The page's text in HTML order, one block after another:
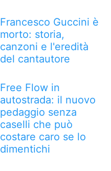
Francesco Guccini è
morto: storia,
canzoni e l'eredità
del cantautore
Free Flow in
autostrada: il nuovo
pedaggio senza
caselli che può
costare caro se lo
dimentichi